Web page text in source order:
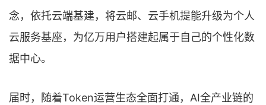
念，依托云端基建，将云邮、云手机提能升级为个人
云服务基座，为亿万用户搭建起属于自己的个性化数
据中心。
届时，随着Token运营生态全面打通，AI全产业链的